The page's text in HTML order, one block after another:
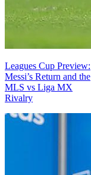
Leagues Cup Preview:
Messi’s Return and the
MLS vs Liga MX
Rivalry